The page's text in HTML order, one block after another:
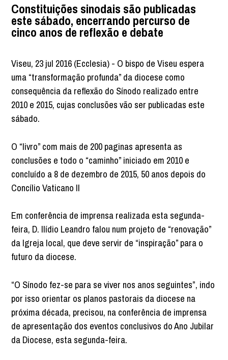
Constituições sinodais são publicadas
este sábado, encerrando percurso de
cinco anos de reflexão e debate
Viseu, 23 jul 2016 (Ecclesia) - O bispo de Viseu espera
uma “transformação profunda” da diocese como
consequência da reflexão do Sínodo realizado entre
2010 e 2015, cujas conclusões vão ser publicadas este
sábado.
O “livro” com mais de 200 paginas apresenta as
conclusões e todo o “caminho” iniciado em 2010 e
concluído a 8 de dezembro de 2015, 50 anos depois do
Concílio Vaticano II
Em conferência de imprensa realizada esta segunda-
feira, D. Ilídio Leandro falou num projeto de “renovação”
da Igreja local, que deve servir de “inspiração” para o
futuro da diocese.
“O Sínodo fez-se para se viver nos anos seguintes”, indo
por isso orientar os planos pastorais da diocese na
próxima década, precisou, na conferência de imprensa
de apresentação dos eventos conclusivos do Ano Jubilar
da Diocese, esta segunda-feira.